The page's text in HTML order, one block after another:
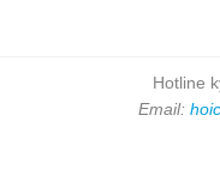
Hotline
Email: